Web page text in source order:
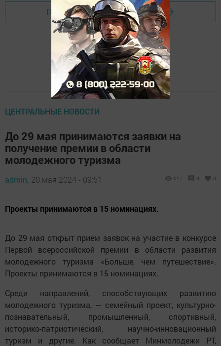
Перейти на страницу новости
ЦЕНТРАЛЬНЫЕ НОВОСТИ
До 29 мая принимаются заявки на
получение премии в области
молодежного туризма
admin, 20 мая 2024 - 09:51 517 0 0
Проекты принимаются в 15 номинациях.
До 29 мая открыт прием заявок на участие в конкурсе
Первой всероссийской премии в области развития
молодежного туризма «Больше, чем путешествие».
Проекты принимаются в 15 номинациях.
Среди направлений, способствующих развитию
молодежного туризма, — семейный проект, культурно-
познавательный, промышленный, спортивный,
историко-патриотический, научно-инновационный
туризм и другие. Как сообщает Минмолодежи РТ,